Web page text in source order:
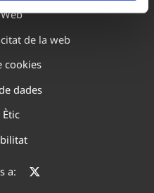
de la web
cookies
dades
Ètic
a: